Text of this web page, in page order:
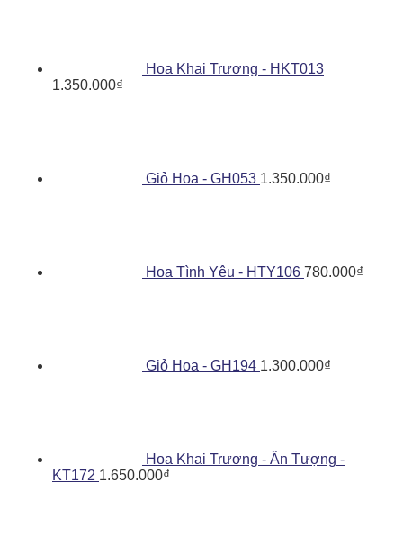
Hoa Khai Trương - HKT013
1.350.000₫
Giỏ Hoa - GH053 1.350.000₫
Hoa Tình Yêu - HTY106 780.000₫
Giỏ Hoa - GH194 1.300.000₫
Hoa Khai Trương - Ấn Tượng -
KT172 1.650.000₫